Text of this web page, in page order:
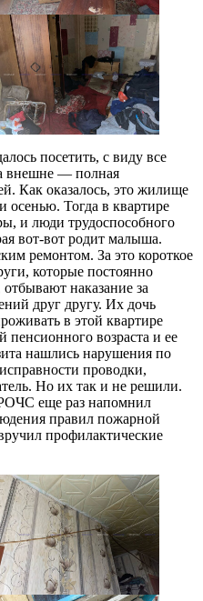
посетить, с виду все
внешне — полная
Как оказалось, это жилище
осенью. Тогда в квартире
и люди трудоспособного
вот-вот родит малыша.
ремонтом. За это короткое
которые постоянно
наказание за
друг другу. Их дочь
в этой квартире
возраста и ее
нашлись нарушения по
проводки,
Но их так и не решили.
еще раз напомнил
правил пожарной
профилактические